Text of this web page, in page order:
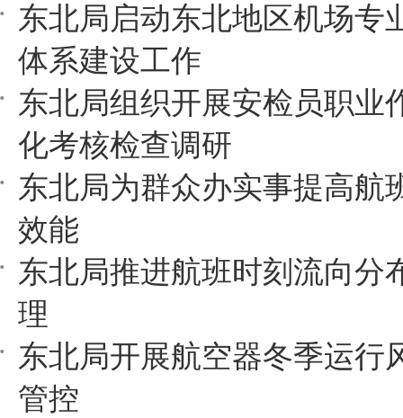
东北局启动东北地区机场专
体系建设工作
东北局组织开展安检员职业
化考核检查调研
东北局为群众办实事提高航
效能
东北局推进航班时刻流向分
理
东北局开展航空器冬季运行
管控
导